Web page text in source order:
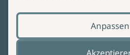
Anpassen